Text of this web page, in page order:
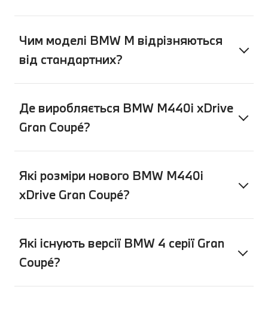
Чим моделі BMW M відрізняються
від стандартних?
Де виробляється BMW M440i xDrive
Gran Coupé?
Які розміри нового BMW M440i
xDrive Gran Coupé?
Які існують версії BMW 4 серії Gran
Coupé?